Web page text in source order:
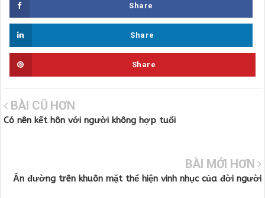
Share
Share
Share
BÀI CŨ HƠN
Có nên kết hôn với người không hợp tuổi
BÀI MỚI HƠN
Ấn đường trên khuôn mặt thể hiện vinh nhục của đời người